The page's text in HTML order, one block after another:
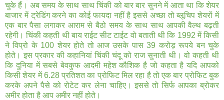
चुके हैं। अब समय के साथ साथ चिंकी को बार बार सुनने में आता था कि शेयर
बाजार में ट्रेडिंग करने का कोई फायदा नहीं है इससे अच्छा तो ब्लूचिप शेयरों में
एक बार पैसा लगाकर आराम से बैठो समय के साथ साथ आपकी वैल्थ बढ़ती
रहेगी। चिंकी कहती थी बाय राईट सीट टाईट वो बताती थी कि 1992 में किसी
ने विप्रो के 100 शेयर होते तो आज उसके पास 39 करोड़ रूपये बन चुके
होते। इस प्रकार की कहानियां चिंकी चंदू को राज सुनाती थी। वो कहती थी
कि दुनिया में सबसे बेवकुफ आदमी महेश कौशिक है जो कहता है यदि आपको
किसी शेयर में 6.28 प्रतिशत का प्रोफिट मिल रहा है तो एक बार प्रोफिट बुक
करके अपने पैसे को रोटेट कर लेना चाहिए। इससे तो सिर्फ आपका ब्रोकर
अमीर होता है आप अमीर नहीं होते।